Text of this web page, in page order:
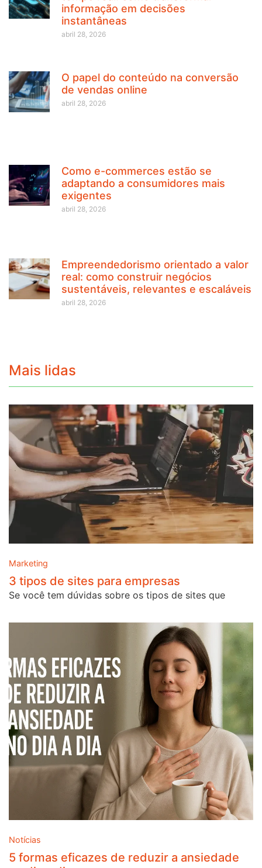
informação em decisões
instantâneas
abril 28, 2026
O papel do conteúdo na conversão
de vendas online
abril 28, 2026
Como e-commerces estão se
adaptando a consumidores mais
exigentes
abril 28, 2026
Empreendedorismo orientado a valor
real: como construir negócios
sustentáveis, relevantes e escaláveis
abril 28, 2026
Mais lidas
Marketing
3 tipos de sites para empresas
Se você tem dúvidas sobre os tipos de sites que
Notícias
5 formas eficazes de reduzir a ansiedade